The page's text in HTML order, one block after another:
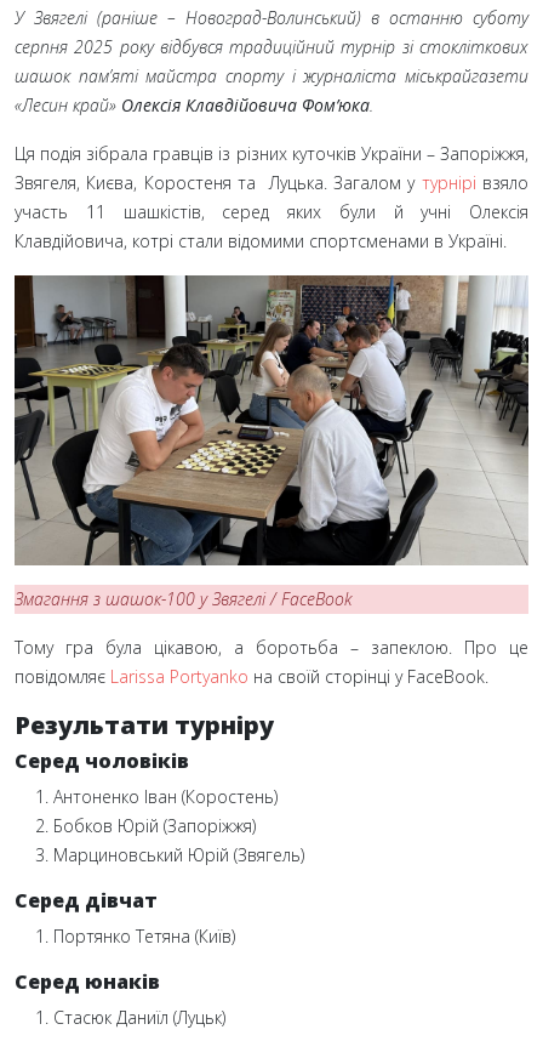
У Звягелі (раніше – Новоград-Волинський) в останню суботу
серпня 2025 року відбувся традиційний турнір зі стокліткових
шашок пам’яті майстра спорту і журналіста міськрайгазети
«Лесин край» Олексія Клавдійовича Фом’юка.
Ця подія зібрала гравців із різних куточків України – Запоріжжя,
Звягеля, Києва, Коростеня та Луцька. Загалом у турнірі взяло
участь 11 шашкістів, серед яких були й учні Олексія
Клавдійовича, котрі стали відомими спортсменами в Україні.
Змагання з шашок-100 у Звягелі / FaceBook
Тому гра була цікавою, а боротьба – запеклою. Про це
повідомляє Larissa Portyanko на своїй сторінці у FaceBook.
Результати турніру
Серед чоловіків
Антоненко Іван (Коростень)
Бобков Юрій (Запоріжжя)
Марциновський Юрій (Звягель)
Серед дівчат
Портянко Тетяна (Київ)
Серед юнаків
Стасюк Даниїл (Луцьк)